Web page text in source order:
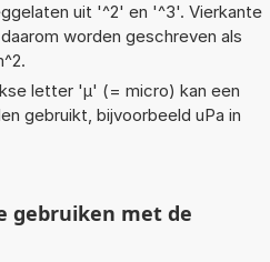
uit '^2' en '^3'. Vierkante
worden geschreven als
letter 'µ' (= micro) kan een
gebruikt, bijvoorbeeld uPa in
gebruiken met de